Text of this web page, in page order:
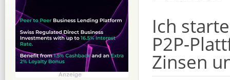
Ich
P2P-
Zinsen